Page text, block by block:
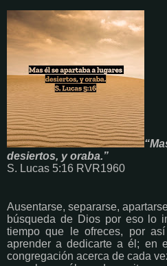
desiertos, y oraba.”
S. Lucas 5:16 RVR1960
Ausentarse, separarse,
búsqueda de Dios por eso lo
tiempo que le ofreces, por
aprender a dedicarte a él; en
congregación acerca de cada